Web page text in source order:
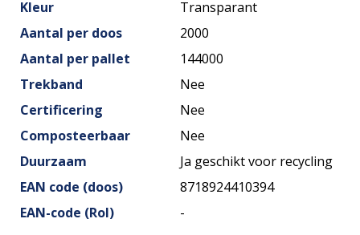
Kleur
Transparant
Aantal per doos
2000
Aantal per pallet
144000
Trekband
Nee
Certificering
Nee
Composteerbaar
Nee
Duurzaam
Ja geschikt voor recycling
EAN code (doos)
8718924410394
EAN-code (Rol)
-